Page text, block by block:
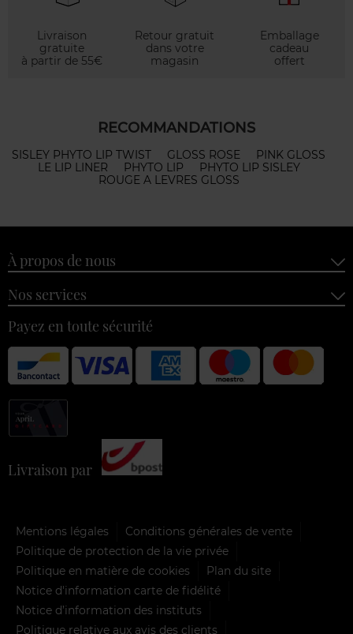
Livraison
gratuite
à partir de 55€
Retour gratuit
dans votre
magasin
Emballage
cadeau
offert
RECOMMANDATIONS
SISLEY PHYTO LIP TWIST GLOSS ROSE
PINK GLOSS
LE LIP LINER
PHYTO LIP
PHYTO LIP SISLEY
ROUGE A LEVRES GLOSS
À propos de nous
Nos services
Payez en toute sécurité
Livraison par
Mentions légales
Conditions générales de vente
Politique de protection de la vie privée
Politique en matière de cookies
Plan du site
Notice d'information carte de fidélité
Notice d’information des instituts
Politique relative aux avis des clients